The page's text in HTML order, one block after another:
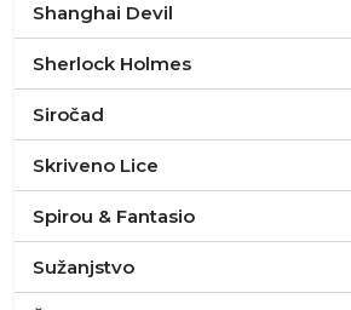
Shanghai Devil
Sherlock Holmes
Siročad
Skriveno Lice
Spirou & Fantasio
Sužanjstvo